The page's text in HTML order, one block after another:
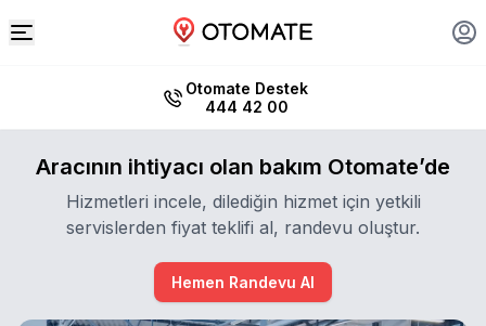
Otomate Destek
444 42 00
Aracının ihtiyacı olan bakım Otomate’de
Hizmetleri incele, dilediğin hizmet için yetkili
servislerden fiyat teklifi al, randevu oluştur.
Hemen Randevu Al